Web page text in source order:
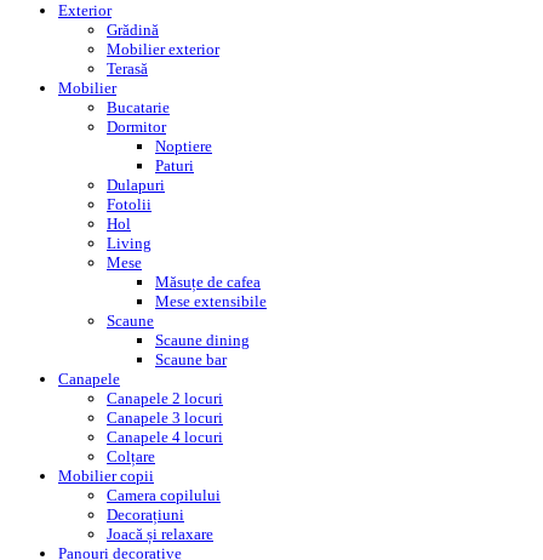
Exterior
Grădină
Mobilier exterior
Terasă
Mobilier
Bucatarie
Dormitor
Noptiere
Paturi
Dulapuri
Fotolii
Hol
Living
Mese
Măsuțe de cafea
Mese extensibile
Scaune
Scaune dining
Scaune bar
Canapele
Canapele 2 locuri
Canapele 3 locuri
Canapele 4 locuri
Colțare
Mobilier copii
Camera copilului
Decorațiuni
Joacă și relaxare
Panouri decorative